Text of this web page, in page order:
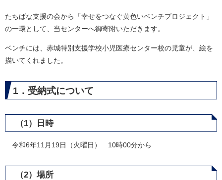
たちばな支援の会から「幸せをつなぐ黄色いベンチプロジェクト」
の一環として、当センターへ御寄附いただきます。
ベンチには、赤城特別支援学校小児医療センター校の児童が、絵を
描いてくれました。
1．受納式について
（1）日時
令和6年11月19日（火曜日） 10時00分から
（2）場所